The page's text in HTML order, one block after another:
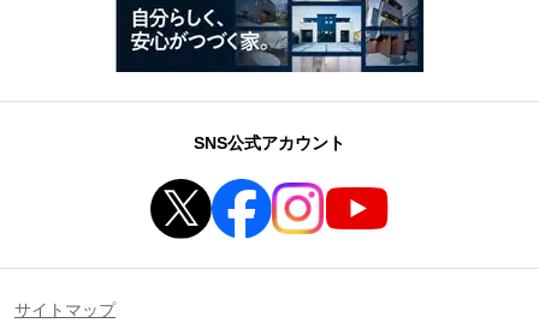
SNS公式アカウント
サイトマップ